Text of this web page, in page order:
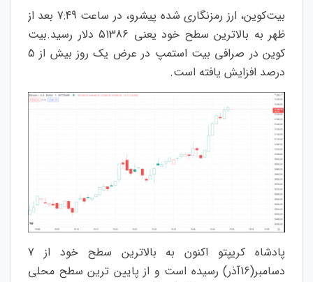
بیت‌کوین، ارز رمزنگاری شده پیشرو، در ساعت 7:49 بعد از
ظهر به بالاترین سطح خود یعنی 51386 دلار رسید.بیت
کوین در صرافی بیت استمپ در عرض یک روز بیش از 5
درصد افزایش یافته است.
پادشاه کریپتو اکنون به بالاترین سطح خود از 7
دسامبر(16آذر) رسیده است و از پایین ترین سطح محلی